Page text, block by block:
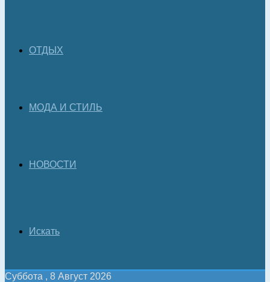
ОТДЫХ
МОДА И СТИЛЬ
НОВОСТИ
Искать
Суббота , 8 Август 2026